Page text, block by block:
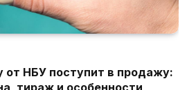
от НБУ поступит в продажу:
тираж и особенности